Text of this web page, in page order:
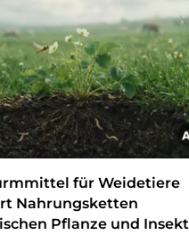
für Weidetiere
Nahrungsketten
Pflanze und Insekt